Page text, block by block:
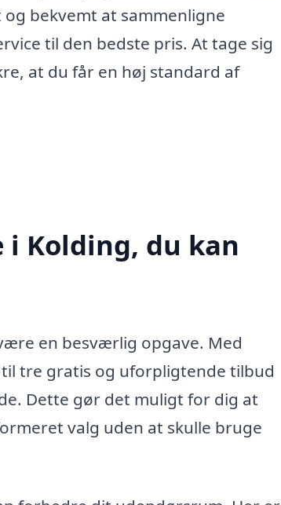
bekvemt at sammenligne
til den bedste pris. At tage sig
at du får en høj standard af
i Kolding, du kan
en besværlig opgave. Med
tre gratis og uforpligtende tilbud
Dette gør det muligt for dig at
valg uden at skulle bruge